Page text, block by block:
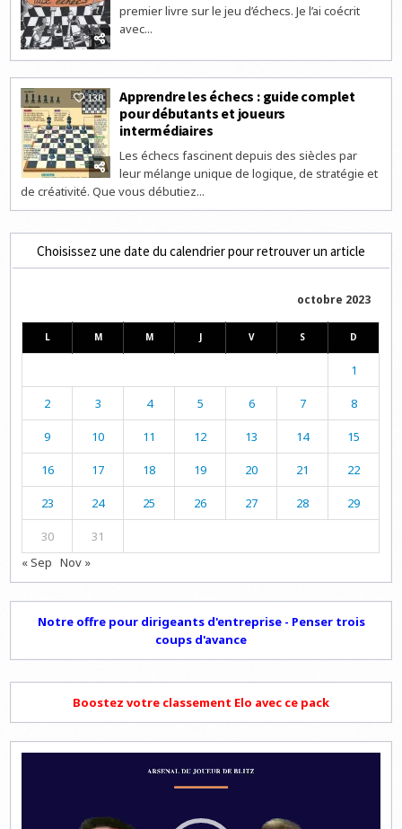
premier livre sur le jeu d’échecs. Je l’ai coécrit
avec...
130
Apprendre les échecs : guide complet
pour débutants et joueurs
intermédiaires
Les échecs fascinent depuis des siècles par
leur mélange unique de logique, de stratégie et
de créativité. Que vous débutiez...
Choisissez une date du calendrier pour retrouver un article
octobre 2023
L M M J V S D
1
2 3 4 5 6 7 8
9 10 11 12 13 14 15
16 17 18 19 20 21 22
23 24 25 26 27 28 29
30
31
« Sep Nov »
Notre offre pour dirigeants d'entreprise - Penser trois
coups d'avance
Boostez votre classement Elo avec ce pack